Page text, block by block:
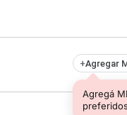
+Agregar
Agregá